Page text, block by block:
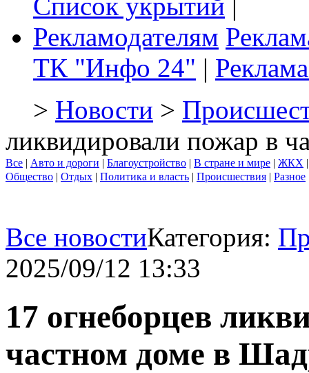
Рекламодателям
ТК "Инфо 24" |
> Новости >
ликвидировали пожар в
Все | Авто и дороги | Благоустройство | В стране и мире | ЖКХ
Общество | Отдых | Политика и власть | Происшествия | Разное
Все новостиКатегория:
2025/09/12 13:33
17 огнеборцев
частном доме в